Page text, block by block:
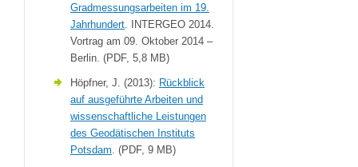
Gradmessungsarbeiten im 19.
Jahrhundert . INTERGEO 2014.
Vortrag am 09. Oktober 2014 –
Berlin. (PDF, 5,8 MB)
Höpfner, J. (2013): Rückblick
auf ausgeführte Arbeiten und
wissenschaftliche Leistungen
des Geodätischen Instituts
Potsdam . (PDF, 9 MB)